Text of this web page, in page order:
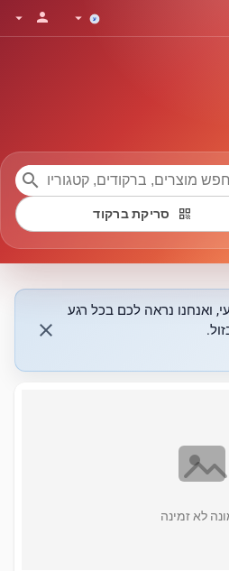
arrow_drop_down
person
arrow_drop_down
search
qr_code סריקת ברקוד
ואנחנו נראה לכם בכל רגע
close
לא זמינה